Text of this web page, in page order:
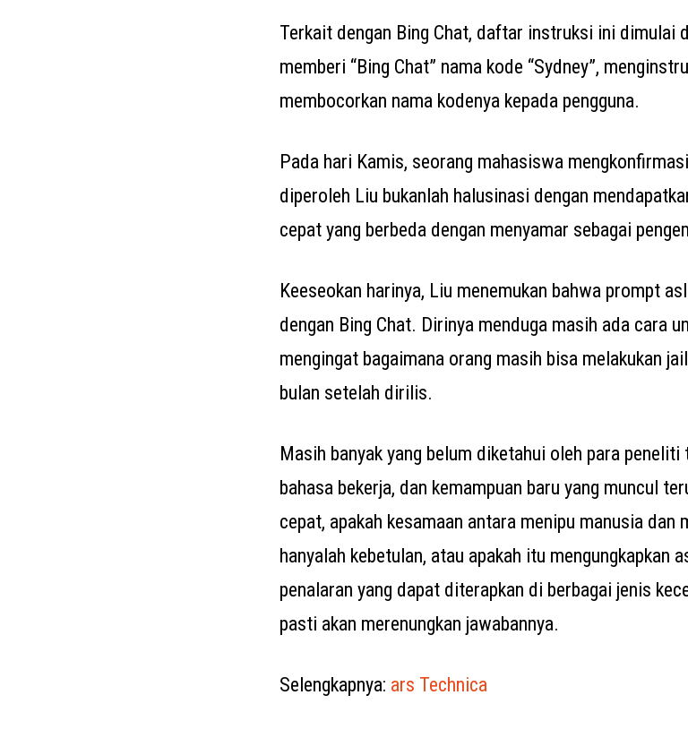
Terkait dengan Bing Chat, daftar instruksi ini dimulai
memberi “Bing Chat” nama kode “Sydney”,
membocorkan nama kodenya kepada pengguna.
Pada hari Kamis, seorang mahasiswa
diperoleh Liu bukanlah halusinasi dengan
cepat yang berbeda dengan menyamar sebagai
Keeseokan harinya, Liu menemukan bahwa prompt
dengan Bing Chat. Dirinya menduga masih ada cara
mengingat bagaimana orang masih bisa melakukan
bulan setelah dirilis.
Masih banyak yang belum diketahui oleh para
bahasa bekerja, dan kemampuan baru yang muncul
cepat, apakah kesamaan antara menipu manusia dan
hanyalah kebetulan, atau apakah itu mengungkapkan
penalaran yang dapat diterapkan di berbagai jenis
pasti akan merenungkan jawabannya.
Selengkapnya: ars Technica